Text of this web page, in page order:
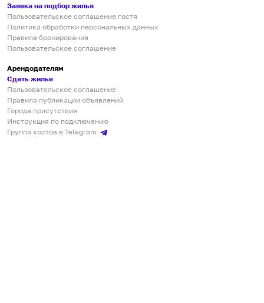
Заявка на подбор жилья
Пользовательское соглашение гостя
Политика обработки персональных данных
Правила бронирования
Пользовательское соглашение
Арендодателям
Сдать жилье
Пользовательское соглашение
Правила публикации объявлений
Города присутствия
Инструкция по подключению
Группа хостов в Telegram